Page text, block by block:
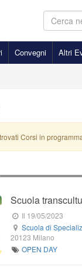
Convegni Altri
Corsi in
Scuola
Il 19/05/2023
Scuola di
20123 Milano
OPEN DAY